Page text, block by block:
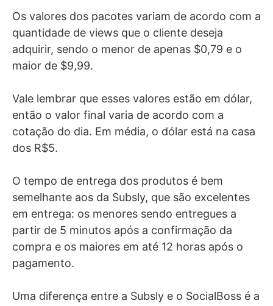
Os valores dos pacotes variam de acordo com a
quantidade de views que o cliente deseja
adquirir, sendo o menor de apenas $0,79 e o
maior de $9,99.
Vale lembrar que esses valores estão em dólar,
então o valor final varia de acordo com a
cotação do dia. Em média, o dólar está na casa
dos R$5.
O tempo de entrega dos produtos é bem
semelhante aos da Subsly, que são excelentes
em entrega: os menores sendo entregues a
partir de 5 minutos após a confirmação da
compra e os maiores em até 12 horas após o
pagamento.
Uma diferença entre a Subsly e o SocialBoss é a